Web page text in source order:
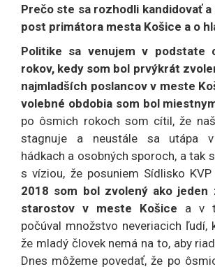
Prečo ste sa rozhodli kandidovať
post primátora mesta Košice a o
Politike sa venujem v podstate
rokov, kedy som bol prvýkrát
najmladších poslancov v meste
volebné obdobia som bol
po ôsmich rokoch som cítil, že
stagnuje a neustále sa utápa v
hádkach a osobných sporoch, a tak
s víziou, že posuniem Sídlisko KVP
2018 som bol zvolený ako jeden
starostov v meste Košice a v
počúval množstvo neveriacich ľudí,
že mladý človek nemá na to, aby
Dnes môžeme povedať, že po